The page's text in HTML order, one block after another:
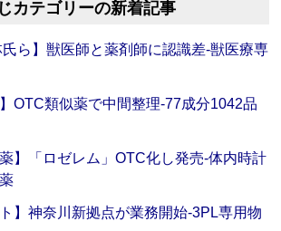
カテゴリーの新着記事
氏ら】獣医師と薬剤師に認識差‐獣医療専
OTC類似薬で中間整理‐77成分1042品
】「ロゼレム」OTC化し発売‐体内時計
】神奈川新拠点が業務開始‐3PL専用物